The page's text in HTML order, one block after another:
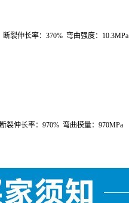
断裂伸长率： 370% 弯曲强度： 10.3MPa
断裂伸长率： 970% 弯曲模量： 970MPa